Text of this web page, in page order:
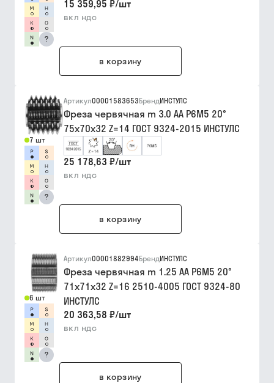
?
15 359,95 ₽/шт
вкл ндс
в корзину
7 шт
?
Артикул00001583653БрендИНСТУЛС
Фреза червячная m 3.0 АА Р6М5 20°
75х70х32 Z=14 ГОСТ 9324-2015 ИНСТУЛС
25 178,63 ₽/шт
вкл ндс
в корзину
6 шт
?
Артикул00001882994БрендИНСТУЛС
Фреза червячная m 1.25 АА Р6М5 20°
71х71х32 Z=16 2510-4005 ГОСТ 9324-80
ИНСТУЛС
20 363,58 ₽/шт
вкл ндс
в корзину